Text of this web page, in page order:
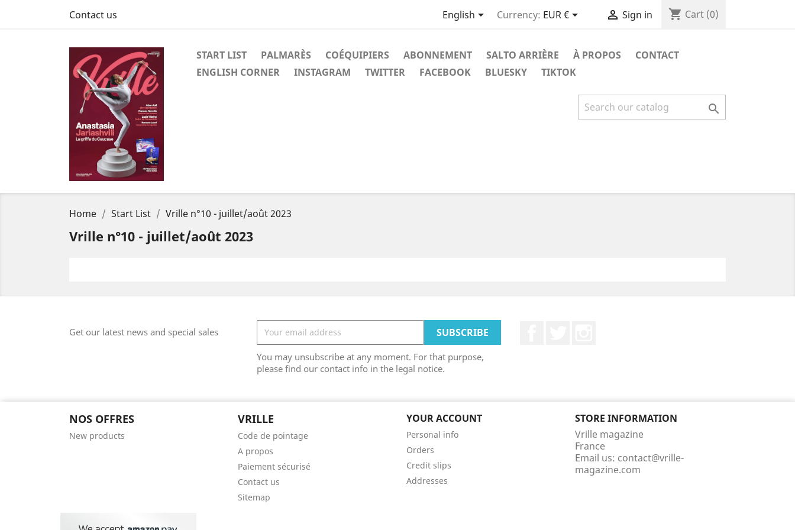
Contact us English Currency: EUR €  Sign in shopping_cart Cart (0)
START LIST PALMARÈS COÉQUIPIERS ABONNEMENT SALTO ARRIÈRE À PROPOS
CONTACT
ENGLISH CORNER
INSTAGRAM TWITTER FACEBOOK BLUESKY TIKTOK

Home Start List Vrille n°10 - juillet/août 2023
Vrille n°10 - juillet/août 2023
Get our latest news and special sales
You may unsubscribe at any moment. For that purpose,
please find our contact info in the legal notice.
NOS OFFRES
New products
VRILLE
Code de pointage
A propos
Paiement sécurisé
Contact us
Sitemap
YOUR ACCOUNT
Personal info
Orders
Credit slips
Addresses
STORE INFORMATION
Vrille magazine
France
Email us: contact@vrille-
magazine.com